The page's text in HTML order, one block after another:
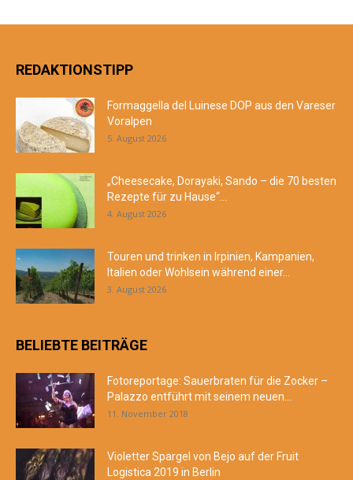
REDAKTIONSTIPP
Formaggella del Luinese DOP aus den Vareser
Voralpen
5. August 2026
„Cheesecake, Dorayaki, Sando – die 70 besten
Rezepte für zu Hause“...
4. August 2026
Touren und trinken in Irpinien, Kampanien,
Italien oder Wohlsein während einer...
3. August 2026
BELIEBTE BEITRÄGE
Fotoreportage: Sauerbraten für die Zocker –
Palazzo entführt mit seinem neuen...
11. November 2018
Violetter Spargel von Bejo auf der Fruit
Logistica 2019 in Berlin